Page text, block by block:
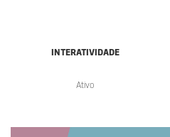
INTERATIVIDADE
Ativo